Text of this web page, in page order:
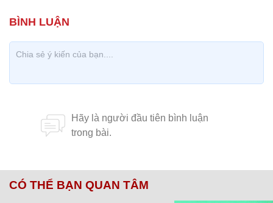
CÓ THỂ BẠN QUAN TÂM